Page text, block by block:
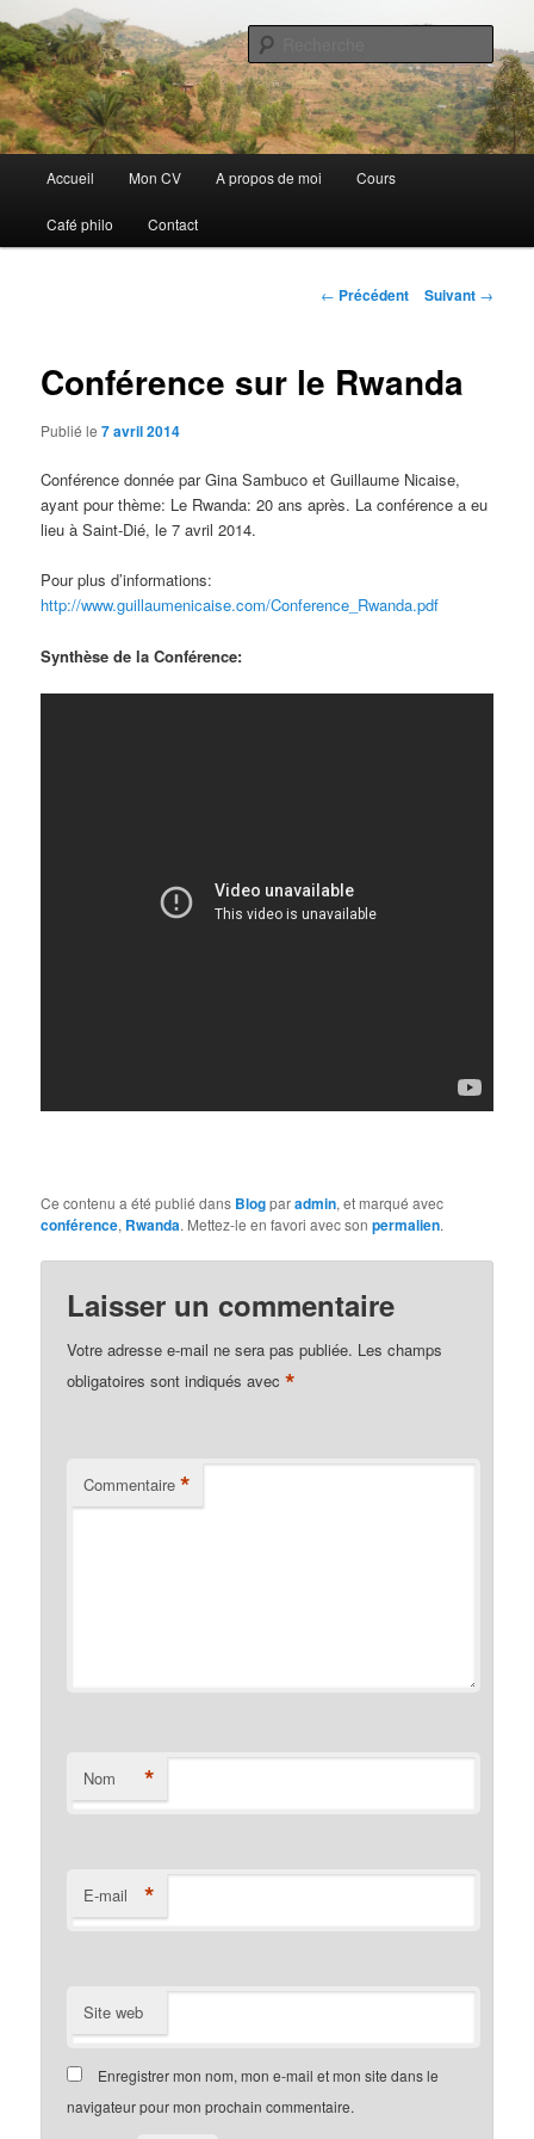
au
contenu
principalGuillaume Nicaise
Discovery
principal
Accueil Mon CV A propos de moi Cours
Café philo Contact
Navigation
← Précédent Suivant →
Conférence sur le Rwanda
Publié le7 avril 2014
Conférence donnée par Gina Sambuco et Guillaume Nicaise,
ayant pour thème: Le Rwanda: 20 ans après. La conférence a eu
lieu à Saint-Dié, le 7 avril 2014.
Pour plus d’informations:
http://www.guillaumenicaise.com/Conference_Rwanda.pdf
Synthèse de la Conférence:
Ce contenu a été publié dans Blogparadmin, et marqué avec
conférence, Rwanda. Mettez-le en favori avec sonpermalien.
Laisser un commentaire
Votre adresse e-mail ne sera pas publiée. Les champs
obligatoires sont indiqués avec*
Commentaire *
Nom *
E-mail *
Site web
Enregistrer mon nom, mon e-mail et mon site dans le
navigateur pour mon prochain commentaire.